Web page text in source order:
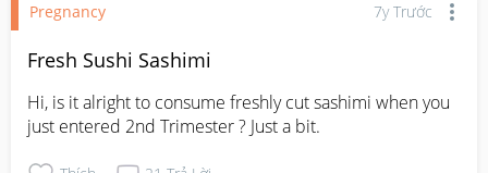
Pregnancy 7y Trước
Fresh Sushi Sashimi
Hi, is it alright to consume freshly cut sashimi when you
just entered 2nd Trimester ? Just a bit.